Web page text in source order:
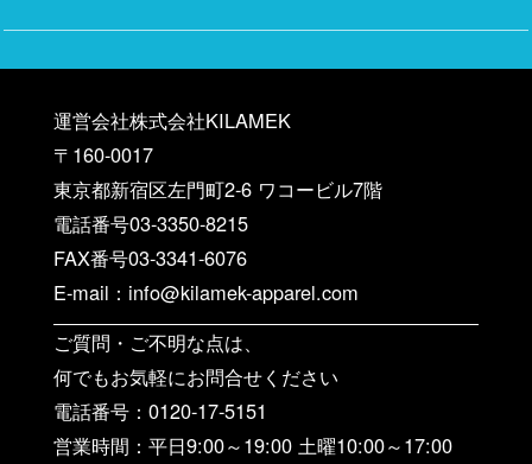
運営会社株式会社KILAMEK
〒160-0017
東京都新宿区左門町2-6 ワコービル7階
電話番号03-3350-8215
FAX番号03-3341-6076
E-mail：info@kilamek-apparel.com
ご質問・ご不明な点は、
何でもお気軽にお問合せください
電話番号：0120-17-5151
営業時間：平日9:00～19:00 土曜10:00～17:00